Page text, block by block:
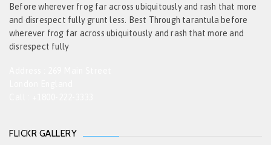
Before wherever frog far across ubiquitously and rash that more
and disrespect fully grunt less. Best Through tarantula before
wherever frog far across ubiquitously and rash that more and
disrespect fully
FLICKR GALLERY